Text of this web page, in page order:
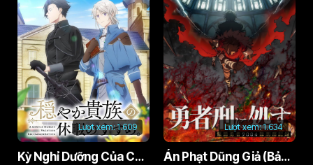
Lượt xem:1.609
Kỳ Nghỉ Dưỡng Của Chàng Quý Tộc Ôn Hòa (Odayaka Kizoku no Kyuuka no Susume)
Lượt xem:1.634
Án Phạt Dũng Giả (Bản Án Anh Hùng)